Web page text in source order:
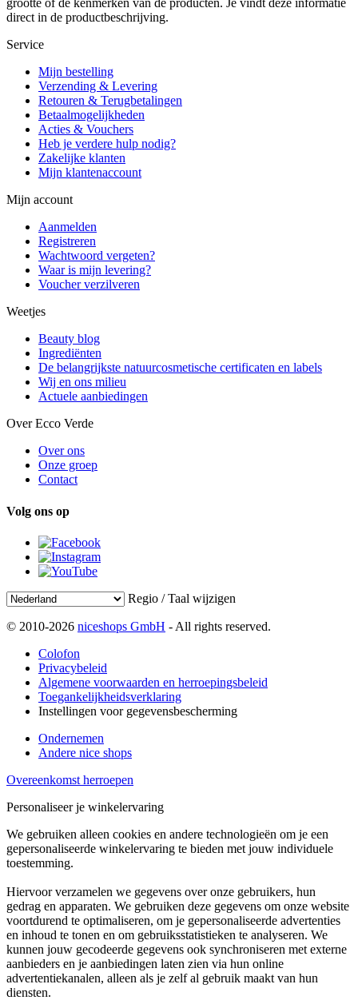
grootte of de kenmerken van de producten. Je vindt deze informatie
direct in de productbeschrijving.
Service
Mijn bestelling
Verzending & Levering
Retouren & Terugbetalingen
Betaalmogelijkheden
Acties & Vouchers
Heb je verdere hulp nodig?
Zakelijke klanten
Mijn klantenaccount
Mijn account
Aanmelden
Registreren
Wachtwoord vergeten?
Waar is mijn levering?
Voucher verzilveren
Weetjes
Beauty blog
Ingrediënten
De belangrijkste natuurcosmetische certificaten en labels
Wij en ons milieu
Actuele aanbiedingen
Over Ecco Verde
Over ons
Onze groep
Contact
Volg ons op
Regio / Taal wijzigen
© 2010-2026 niceshops GmbH - All rights reserved.
Colofon
Privacybeleid
Algemene voorwaarden en herroepingsbeleid
Toegankelijkheidsverklaring
Instellingen voor gegevensbescherming
Ondernemen
Andere nice shops
Overeenkomst herroepen
Personaliseer je winkelervaring
We gebruiken alleen cookies en andere technologieën om je een
gepersonaliseerde winkelervaring te bieden met jouw individuele
toestemming.
Hiervoor verzamelen we gegevens over onze gebruikers, hun
gedrag en apparaten. We gebruiken deze gegevens om onze website
voortdurend te optimaliseren, om je gepersonaliseerde advertenties
en inhoud te tonen en om gebruiksstatistieken te analyseren. We
kunnen jouw gecodeerde gegevens ook synchroniseren met externe
aanbieders en je aanbiedingen laten zien via hun online
advertentiekanalen, alleen als je zelf al gebruik maakt van hun
diensten.